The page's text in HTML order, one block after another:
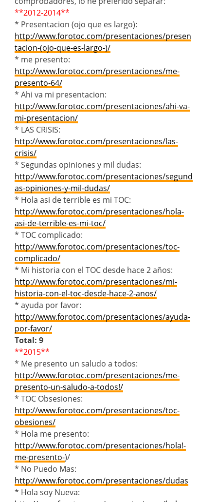
**2012-2014**
* Presentacion (ojo que es largo):
http://www.forotoc.com/presentaciones/presen
tacion-(ojo-que-es-largo-)/
* me presento:
http://www.forotoc.com/presentaciones/me-
presento-64/
* Ahi va mi presentacion:
http://www.forotoc.com/presentaciones/ahi-va-
mi-presentacion/
* LAS CRISIS:
http://www.forotoc.com/presentaciones/las-
crisis/
* Segundas opiniones y mil dudas:
http://www.forotoc.com/presentaciones/segund
as-opiniones-y-mil-dudas/
* Hola asi de terrible es mi TOC:
http://www.forotoc.com/presentaciones/hola-
asi-de-terrible-es-mi-toc/
* TOC complicado:
http://www.forotoc.com/presentaciones/toc-
complicado/
* Mi historia con el TOC desde hace 2 años:
http://www.forotoc.com/presentaciones/mi-
historia-con-el-toc-desde-hace-2-anos/
* ayuda por favor:
http://www.forotoc.com/presentaciones/ayuda-
por-favor/
Total: 9
**2015**
* Me presento un saludo a todos:
http://www.forotoc.com/presentaciones/me-
presento-un-saludo-a-todos!/
* TOC Obsesiones:
http://www.forotoc.com/presentaciones/toc-
obesiones/
* Hola me presento:
http://www.forotoc.com/presentaciones/hola!-
me-presento-)/
* No Puedo Mas:
http://www.forotoc.com/presentaciones/dudas
* Hola soy Nueva: